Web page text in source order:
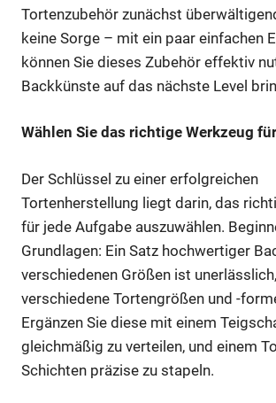
Tortenzubehör zunächst
keine Sorge – mit ein paar einfachen
können Sie dieses Zubehör effektiv
Backkünste auf das nächste Level
Wählen Sie das richtige Werkzeug
Der Schlüssel zu einer erfolgreichen
Tortenherstellung liegt darin, das
für jede Aufgabe auszuwählen.
Grundlagen: Ein Satz hochwertiger
verschiedenen Größen ist
verschiedene Tortengrößen und -
Ergänzen Sie diese mit einem
gleichmäßig zu verteilen, und einem
Schichten präzise zu stapeln.